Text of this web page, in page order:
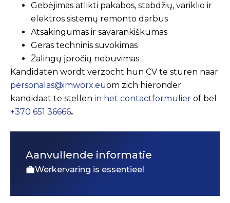
Gebėjimas atlikti pakabos, stabdžių, variklio ir
elektros sistemų remonto darbus
Atsakingumas ir savarankiškumas
Geras techninis suvokimas
Žalingų įpročių nebuvimas
Kandidaten wordt verzocht hun CV te sturen naar
personalas@imworx.euom zich hieronder
kandidaat te stellen in het contactformulier of bel
+370 651 36666.
Aanvullende informatie
Werkervaring is essentieel